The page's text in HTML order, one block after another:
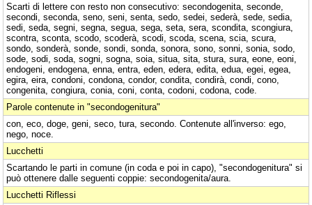
Scarti di lettere con resto non consecutivo: secondogenita, seconde,
secondi, seconda, seno, seni, senta, sedo, sedei, sederà, sede, sedia,
sedi, seda, segni, segna, segua, sega, seta, sera, scondita, scongiura,
scontra, sconta, scodo, scoderà, scodi, scoda, scena, scia, scura,
sondo, sonderà, sonde, sondi, sonda, sonora, sono, sonni, sonia, sodo,
sode, sodi, soda, sogni, sogna, soia, situa, sita, stura, sura, eone, eoni,
endogeni, endogena, enna, entra, eden, edera, edita, edua, egei, egea,
egira, eira, condoni, condona, condor, condita, condirà, condi, cono,
congenita, congiura, conia, coni, conta, codoni, codona, code.
Parole contenute in "secondogenitura"
con, eco, doge, geni, seco, tura, secondo. Contenute all'inverso: ego,
nego, noce.
Lucchetti
Scartando le parti in comune (in coda e poi in capo), "secondogenitura" si
può ottenere dalle seguenti coppie: secondogenita/aura.
Lucchetti Riflessi